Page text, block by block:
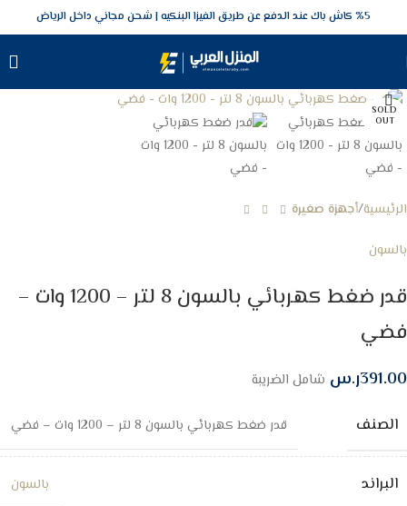
5‎% كاش باك عند الدفع عن طريق الفيزا البنكيه شحن مجاني داخل الرياض
SOLD
OUT
الرئيسية أجهزة صغيرة
بالسون
قدر ضغط كهربائي بالسون 8 لتر – 1200 وات –
فضي
391.00ر.س شامل الضريبة
الصنف قدر ضغط كهربائي بالسون 8 لتر – 1200 وات – فضي
البراند بالسون